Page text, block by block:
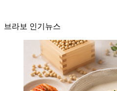
브라보 인기뉴스